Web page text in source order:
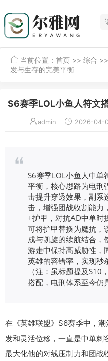
当前位置： 首页 >> 综合
发与生存的完美平衡
S6赛季LOL小鱼人符文
admin 2026-04-
S6赛季LOL小鱼人中单
平衡，核心思路为电刑
击提升穿透效果，副系
击，增强团战收割能力
+护甲，对抗AD中单时
可将护甲替换为魔抗，
成与凯旋的续航结合，
游走中保持高威胁性，
英雄的容错率，实现秒
（注：虽标题提及S10
搭配，电刑体系至今仍
在《英雄联盟》S6赛季中，
发和灵活位移，一直是中单
最大化他的对线压制力和团战